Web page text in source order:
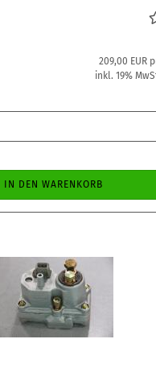
209,00 EUR
inkl. 19%
IN DEN WARENKORB